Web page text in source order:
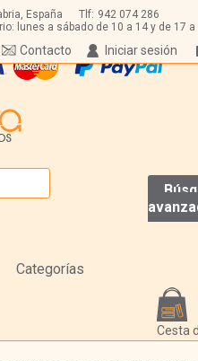
España Tlf: 942 074 286
lunes a sábado de 10 a 14 y de 17 a
Iniciar sesión
Contacto
Categorías
Cesta